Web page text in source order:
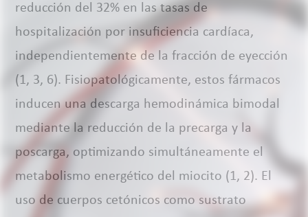
reducción del 32% en las tasas de
hospitalización por insuficiencia cardíaca,
independientemente de la fracción de eyección
(1, 3, 6). Fisiopatológicamente, estos fármacos
inducen una descarga hemodinámica bimodal
mediante la reducción de la precarga y la
poscarga, optimizando simultáneamente el
metabolismo energético del miocito (1, 2). El
uso de cuerpos cetónicos como sustrato